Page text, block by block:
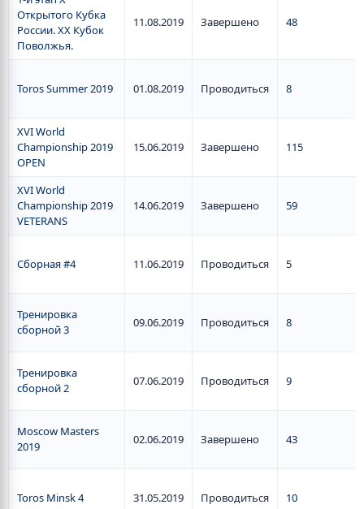
Открытого Кубка
России. XX Кубок
Поволжья.
11.08.2019 Завершено 48
Toros Summer 2019 01.08.2019 Проводиться 8
XVI World
Championship 2019
OPEN
15.06.2019 Завершено 115
XVI World
Championship 2019
VETERANS
14.06.2019 Завершено 59
Сборная #4 11.06.2019 Проводиться 5
Тренировка
сборной 3
09.06.2019 Проводиться 8
Тренировка
сборной 2
07.06.2019 Проводиться 9
Moscow Masters
2019
02.06.2019 Завершено 43
Toros Minsk 4 31.05.2019 Проводиться 10